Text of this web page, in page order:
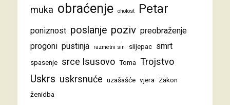
muka obraćenje oholost Petar
poniznost poslanje poziv preobraženje
progoni pustinja razmetni sin slijepac smrt
spasenje srce Isusovo Toma Trojstvo
Uskrs uskrsnuće uzašašće vjera
Zakon
ženidba